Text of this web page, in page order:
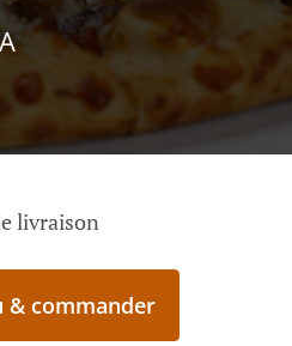
livraison
& commander